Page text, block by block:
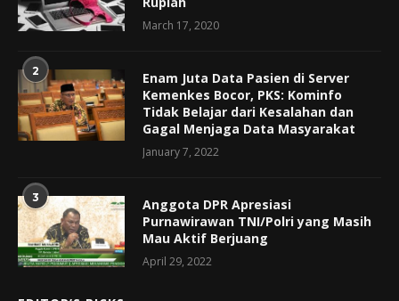
March 17, 2020
2
Enam Juta Data Pasien di Server
Kemenkes Bocor, PKS: Kominfo
Tidak Belajar dari Kesalahan dan
Gagal Menjaga Data Masyarakat
January 7, 2022
3
Anggota DPR Apresiasi
Purnawirawan TNI/Polri yang Masih
Mau Aktif Berjuang
April 29, 2022